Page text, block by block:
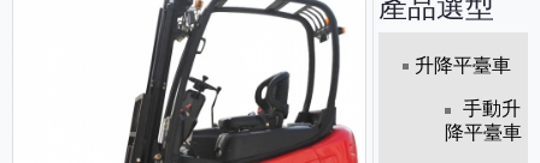
產品選型
升降平臺車
手動升
降平臺車